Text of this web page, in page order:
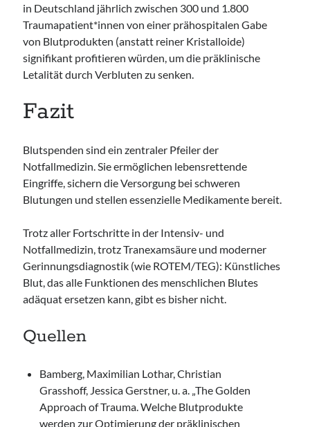
in Deutschland jährlich zwischen 300 und 1.800
Traumapatient*innen von einer prähospitalen Gabe
von Blutprodukten (anstatt reiner Kristalloide)
signifikant profitieren würden, um die präklinische
Letalität durch Verbluten zu senken.
Fazit
Blutspenden sind ein zentraler Pfeiler der
Notfallmedizin. Sie ermöglichen lebensrettende
Eingriffe, sichern die Versorgung bei schweren
Blutungen und stellen essenzielle Medikamente bereit.
Trotz aller Fortschritte in der Intensiv- und
Notfallmedizin, trotz Tranexamsäure und moderner
Gerinnungsdiagnostik (wie ROTEM/TEG): Künstliches
Blut, das alle Funktionen des menschlichen Blutes
adäquat ersetzen kann, gibt es bisher nicht.
Quellen
Bamberg, Maximilian Lothar, Christian
Grasshoff, Jessica Gerstner, u. a. „The Golden
Approach of Trauma. Welche Blutprodukte
werden zur Optimierung der präklinischen